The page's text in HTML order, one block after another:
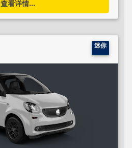
查看详情...
迷你